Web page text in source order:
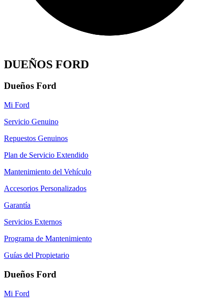
DUEÑOS FORD
Dueños Ford
Mi Ford
Servicio Genuino
Repuestos Genuinos
Plan de Servicio Extendido
Mantenimiento del Vehículo
Accesorios Personalizados
Garantía
Servicios Externos
Programa de Mantenimiento
Guías del Propietario
Dueños Ford
Mi Ford